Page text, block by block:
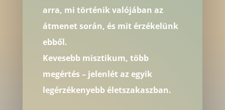
arra, mi történik valójában az
átmenet során, és mit érzékelünk
ebből.
Kevesebb misztikum, több
megértés – jelenlét az egyik
legérzékenyebb életszakaszban.